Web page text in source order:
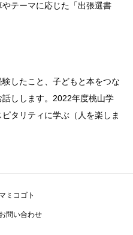
テーマに応じた「出張選書
したこと、子どもと本をつな
しします。2022年度桃山学
タリティに学ぶ（人を楽しま
マミコゴト
お問い合わせ